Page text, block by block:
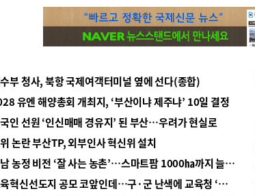
부 청사, 북항 국제여객터미널 옆에 선다(종합)
유엔 해양총회 개최지, ‘부산이냐 제주냐’ 10일 결정
인 선원 ‘인신매매 경유지’ 된 부산…우려가 현실로
논란 부산TP, 외부인사 혁신위 설치
■ 경남 농정 비전 ‘잘 사는 농촌’…스마트팜 1000㏊까지 늘린다
■ 교육혁신선도지 공모 코앞인데…구·군 난색에 교육청 ‘쩔쩔’